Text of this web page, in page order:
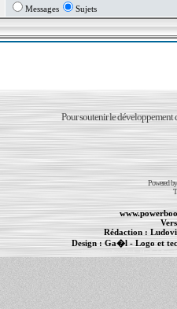
Messages Sujets
Pour soutenir le développement
Powered
Rédaction :
Design : Ga�l- Logo et